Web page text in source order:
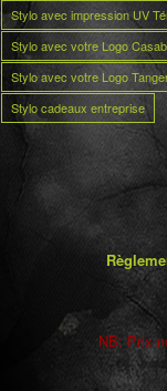
Stylo avec impression UV
Stylo avec votre Logo
Stylo avec votre Logo
Stylo cadeaux entreprise
NB: Prix